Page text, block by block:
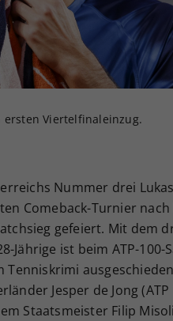
ersten Viertelfinaleinzug.
Nummer drei
Comeback-Turnier
gefeiert. Mit dem
Jährige ist beim ATP-100-
Jesper de Jong (ATP
Staatsmeister Filip
Ihrer vorgenommen
Webseiten-Betreiber dies